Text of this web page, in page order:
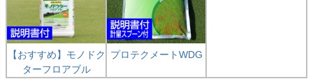
【おすすめ】モノドク
ターフロアブル
プロテクメートWDG